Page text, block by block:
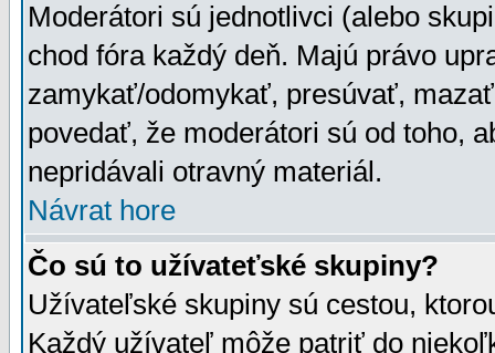
Moderátori sú jednotlivci (alebo
chod fóra každý deň. Majú právo
zamykať/odomykať, presúvať,
povedať, že moderátori sú od toho,
nepridávali otravný materiál.
Návrat hore
Čo sú to užívateťské skupiny?
Užívateľské skupiny sú cestou,
Každý užívateľ môže patriť do